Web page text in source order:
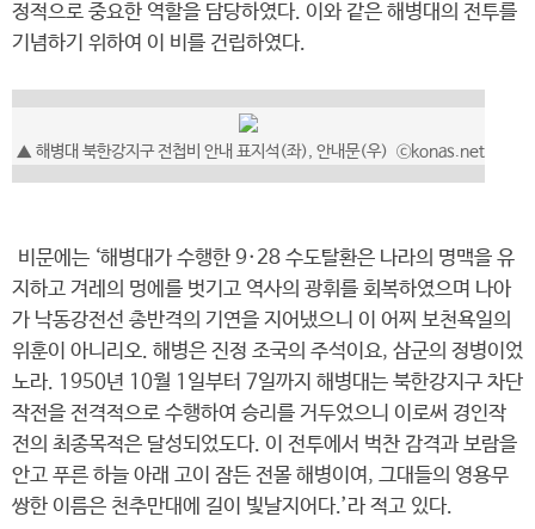
정적으로 중요한 역할을 담당하였다. 이와 같은 해병대의 전투를
기념하기 위하여 이 비를 건립하였다.
▲ 해병대 북한강지구 전첩비 안내 표지석(좌), 안내문(우) ⓒkonas.net
비문에는 ‘해병대가 수행한 9·28 수도탈환은 나라의 명맥을 유
지하고 겨레의 멍에를 벗기고 역사의 광휘를 회복하였으며 나아
가 낙동강전선 총반격의 기연을 지어냈으니 이 어찌 보천욕일의
위훈이 아니리오. 해병은 진정 조국의 주석이요, 삼군의 정병이었
노라. 1950년 10월 1일부터 7일까지 해병대는 북한강지구 차단
작전을 전격적으로 수행하여 승리를 거두었으니 이로써 경인작
전의 최종목적은 달성되었도다. 이 전투에서 벅찬 감격과 보람을
안고 푸른 하늘 아래 고이 잠든 전몰 해병이여, 그대들의 영용무
쌍한 이름은 천추만대에 길이 빛날지어다.’라 적고 있다.